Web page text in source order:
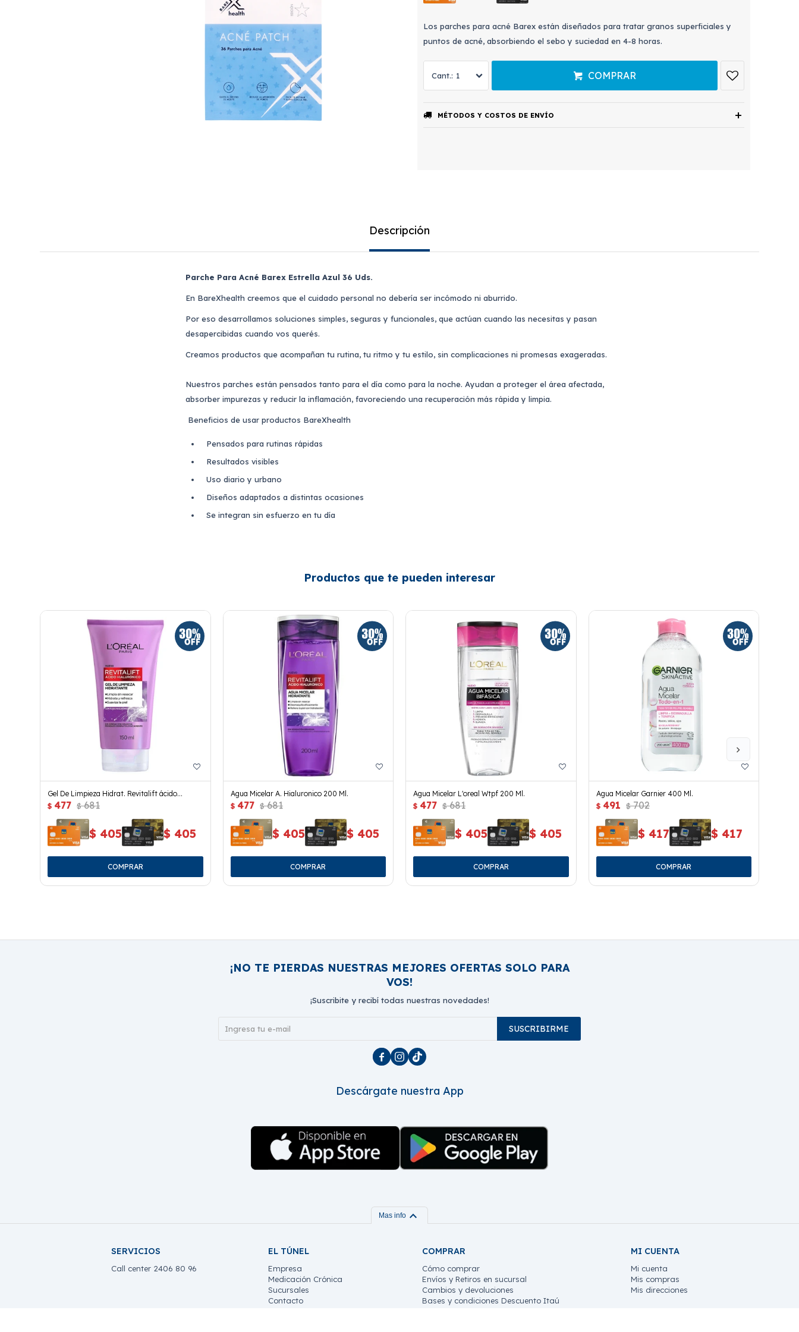
Los parches para acné Barex están diseñados para tratar granos superficiales y
puntos de acné, absorbiendo el sebo y suciedad en 4-8 horas.
1 COMPRAR
MÉTODOS Y COSTOS DE ENVÍO
Descripción
Parche Para Acné Barex Estrella Azul 36 Uds.
En BareXhealth creemos que el cuidado personal no debería ser incómodo ni aburrido.
Por eso desarrollamos soluciones simples, seguras y funcionales, que actúan cuando las necesitas y pasan
desapercibidas cuando vos querés.
Creamos productos que acompañan tu rutina, tu ritmo y tu estilo, sin complicaciones ni promesas exageradas.
Nuestros parches están pensados tanto para el día como para la noche. Ayudan a proteger el área afectada,
absorber impurezas y reducir la inflamación, favoreciendo una recuperación más rápida y limpia.
Beneficios de usar productos BareXhealth
Pensados para rutinas rápidas
Resultados visibles
Uso diario y urbano
Diseños adaptados a distintas ocasiones
Se integran sin esfuerzo en tu día
Productos que te pueden interesar
Gel De Limpieza Hidrat. Revitalift ácido
Hialurónico 150ml
$ 477 $ 681
$ 405 $ 405
Agua Micelar A. Hialuronico 200 Ml.
$ 477 $ 681
$ 405 $ 405
Agua Micelar L'oreal Wtpf 200 Ml.
$ 477 $ 681
$ 405 $ 405
Agua Micelar Garnier 400 Ml.
$ 491 $ 702
$ 417 $ 417
¡NO TE PIERDAS NUESTRAS MEJORES OFERTAS SOLO PARA
VOS!
¡Suscribite y recibí todas nuestras novedades!
SUSCRIBIRME
  
Descárgate nuestra App
Mas info expand_more
SERVICIOS
Call center 2406 80 96
EL TÚNEL
Empresa
Medicación Crónica
Sucursales
Contacto
COMPRAR
Cómo comprar
Envíos y Retiros en sucursal
Cambios y devoluciones
Bases y condiciones Descuento Itaú
MI CUENTA
Mi cuenta
Mis compras
Mis direcciones